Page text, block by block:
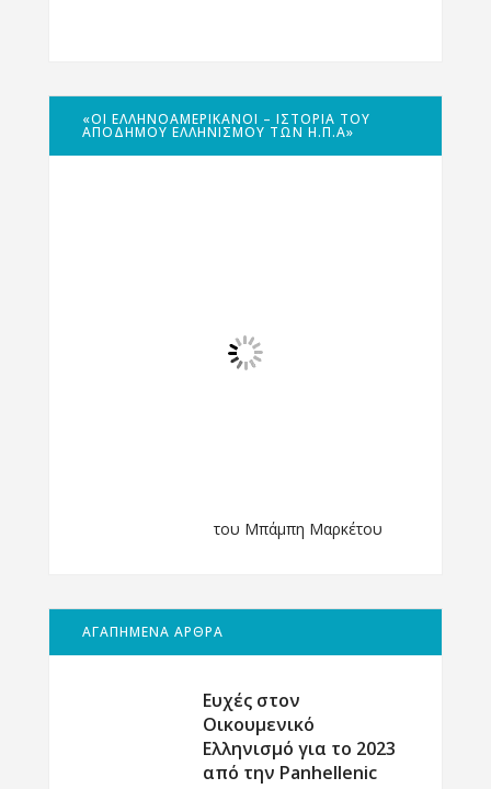
«ΟΙ ΕΛΛΗΝΟΑΜΕΡΙΚΑΝΟΊ – ΙΣΤΟΡΊΑ ΤΟΥ
ΑΠΌΔΗΜΟΥ ΕΛΛΗΝΙΣΜΟΎ ΤΩΝ Η.Π.Α»
του Μπάμπη Μαρκέτου
ΑΓΑΠΗΜΕΝΑ ΑΡΘΡΑ
Ευχές στον
Οικουμενικό
Ελληνισμό για το 2023
από την Panhellenic